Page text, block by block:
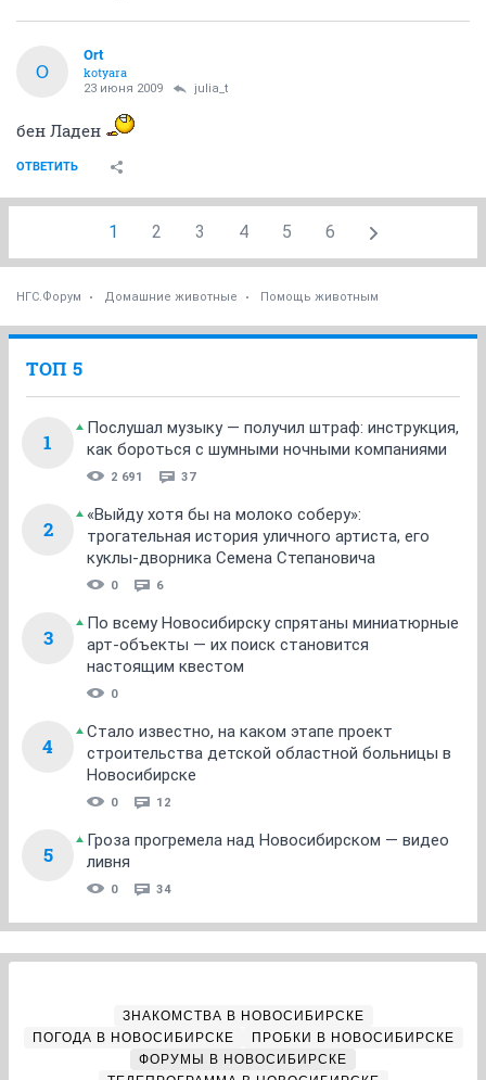
O
Ort
kotyara
23 июня 2009 julia_t
бен Ладен
ОТВЕТИТЬ
1 2 3 4 5 6
НГС.Форум Домашние животные Помощь животным
ТОП 5
1
Послушал музыку — получил штраф: инструкция,
как бороться с шумными ночными компаниями
2 691 37
2
«Выйду хотя бы на молоко соберу»:
трогательная история уличного артиста, его
куклы-дворника Семена Степановича
0 6
3
По всему Новосибирску спрятаны миниатюрные
арт-объекты — их поиск становится
настоящим квестом
0
4
Стало известно, на каком этапе проект
строительства детской областной больницы в
Новосибирске
0 12
5
Гроза прогремела над Новосибирском — видео
ливня
0 34
ЗНАКОМСТВА В НОВОСИБИРСКЕ
ПОГОДА В НОВОСИБИРСКЕ
ПРОБКИ В НОВОСИБИРСКЕ
ФОРУМЫ В НОВОСИБИРСКЕ